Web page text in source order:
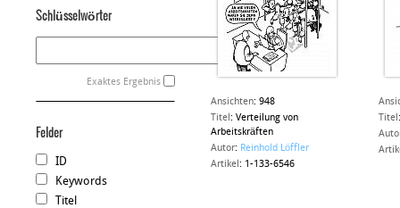
Schlüsselwörter
Exaktes Ergebnis
Felder
ID
Keywords
Titel
Ansichten: 948
Titel : Verteilung von
Arbeitskräften
Autor: Reinhold Löffler
Artikel : 1-133-6546
Titel